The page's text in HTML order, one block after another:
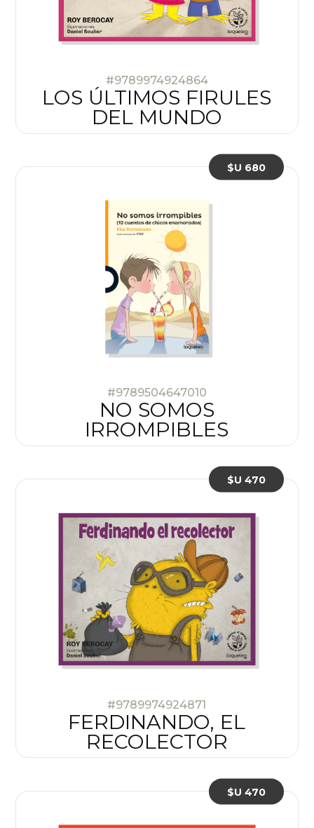
#9789974924864
LOS ÚLTIMOS FIRULES
DEL MUNDO
#9789504647010
NO SOMOS
IRROMPIBLES
$U 680
#9789974924871
FERDINANDO, EL
RECOLECTOR
$U 470
$U 470